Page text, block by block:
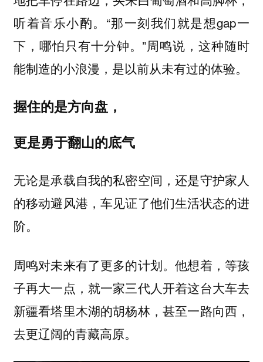
听着音乐小酌。“那一刻我们就是想gap一
下，哪怕只有十分钟。”周鸣说，这种随时
能制造的小浪漫，是以前从未有过的体验。
握住的是方向盘，
更是勇于翻山的底气
无论是承载自我的私密空间，还是守护家人
的移动避风港，车见证了他们生活状态的进
阶。
周鸣对未来有了更多的计划。他想着，等孩
子再大一点，就一家三代人开着这台大车去
新疆看塔里木湖的胡杨林，甚至一路向西，
去更辽阔的青藏高原。